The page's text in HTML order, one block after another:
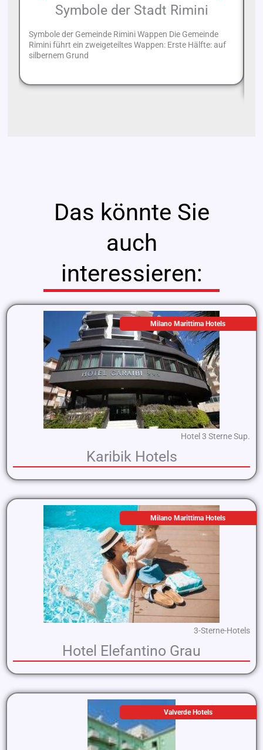
Symbole der Stadt Rimini
Symbole der Gemeinde Rimini Wappen Die Gemeinde
Rimini führt ein zweigeteiltes Wappen: Erste Hälfte: auf
silbernem Grund
Das könnte Sie
auch
interessieren:
Milano Marittima Hotels
Hotel 3 Sterne Sup.
Karibik Hotels
Milano Marittima Hotels
3-Sterne-Hotels
Hotel Elefantino Grau
Valverde Hotels